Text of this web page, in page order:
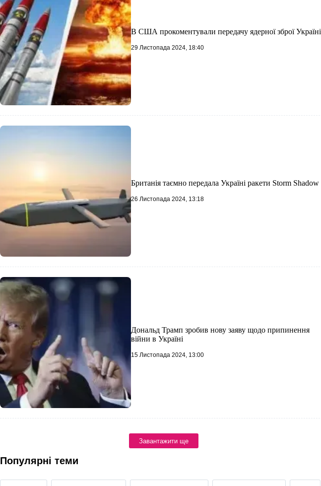
В США прокоментували передачу ядерної зброї Україні
29 Листопада 2024, 18:40
Британія таємно передала Україні ракети Storm Shadow
26 Листопада 2024, 13:18
Дональд Трамп зробив нову заяву щодо припинення
війни в Україні
15 Листопада 2024, 13:00
Завантажити ще
Популярні теми